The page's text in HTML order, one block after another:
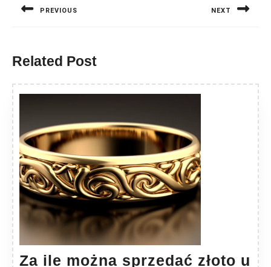
PREVIOUS NEXT
Related Post
Za ile można sprzedać złoto u